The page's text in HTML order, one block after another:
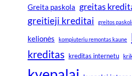
Greita paskola greitas
greitieji kreditai greitos
kelionės kompiuteriu remontas kaune
kreditas kreditas internetu